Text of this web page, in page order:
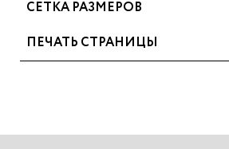
СЕТКА РАЗМЕРОВ
ПЕЧАТЬ СТРАНИЦЫ